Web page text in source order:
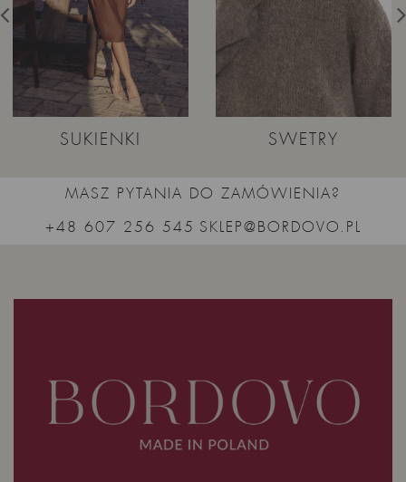
SUKIENKI SWETRY
MASZ PYTANIA DO ZAMÓWIENIA?
+48 607 256 545 SKLEP@BORDOVO.PL